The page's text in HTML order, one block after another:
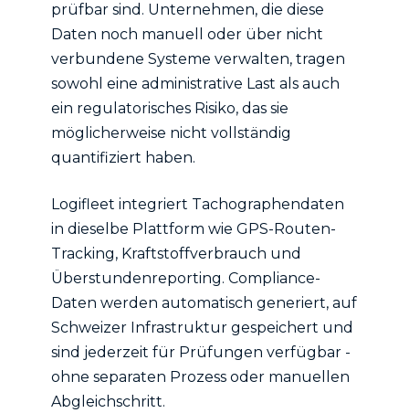
prüfbar sind. Unternehmen, die diese
Daten noch manuell oder über nicht
verbundene Systeme verwalten, tragen
sowohl eine administrative Last als auch
ein regulatorisches Risiko, das sie
möglicherweise nicht vollständig
quantifiziert haben.
Logifleet integriert Tachographendaten
in dieselbe Plattform wie GPS-Routen-
Tracking, Kraftstoffverbrauch und
Überstundenreporting. Compliance-
Daten werden automatisch generiert, auf
Schweizer Infrastruktur gespeichert und
sind jederzeit für Prüfungen verfügbar -
ohne separaten Prozess oder manuellen
Abgleichschritt.